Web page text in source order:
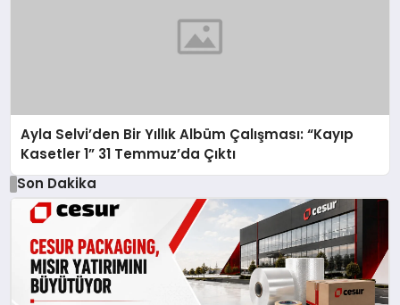
Ayla Selvi’den Bir Yıllık Albüm Çalışması: “Kayıp
Kasetler 1” 31 Temmuz’da Çıktı
Son Dakika